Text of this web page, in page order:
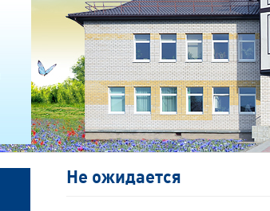
Не ожидается